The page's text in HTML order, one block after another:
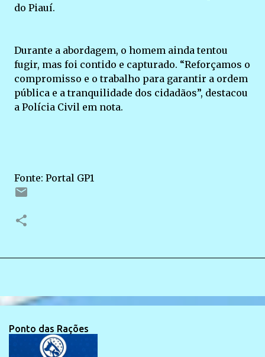
do Piauí.
Durante a abordagem, o homem ainda tentou
fugir, mas foi contido e capturado. “Reforçamos o
compromisso e o trabalho para garantir a ordem
pública e a tranquilidade dos cidadãos”, destacou
a Polícia Civil em nota.
Fonte: Portal GP1
Ponto das Rações